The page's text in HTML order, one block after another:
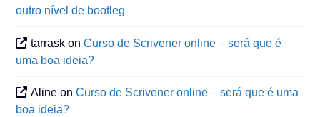
outro nível de bootleg
tarrask onCurso de Scrivener online – será que é
uma boa ideia?
Aline onCurso de Scrivener online – será que é uma
boa ideia?